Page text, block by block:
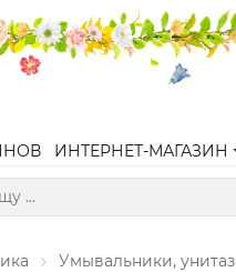
ИНТЕРНЕТ-МАГАЗИН
Умывальники,